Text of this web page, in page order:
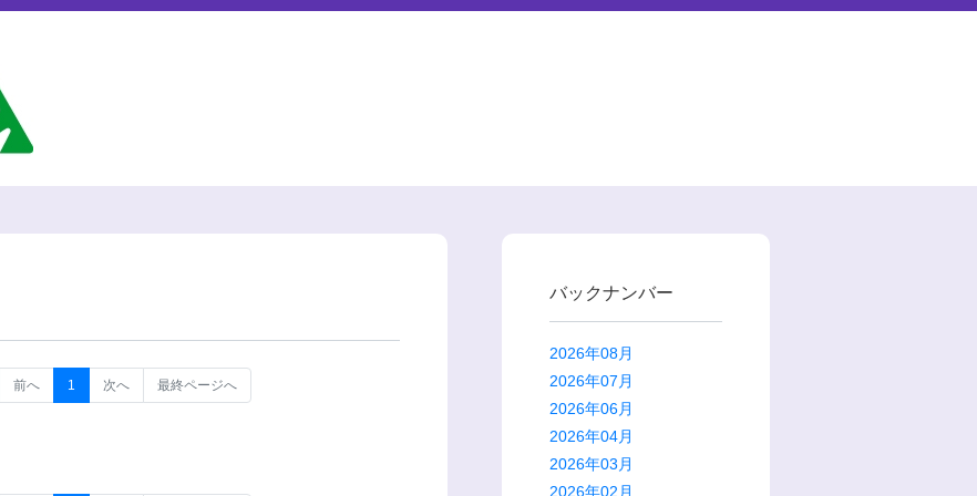
前へ 1 次へ 最終ページへ
バックナンバー
2026年08月
2026年07月
2026年06月
2026年04月
2026年03月
2026年02月